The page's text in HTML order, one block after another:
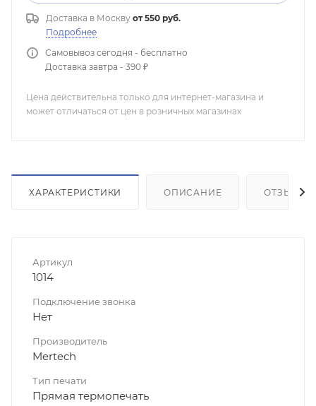
Доставка в Москву от 550 руб.
Подробнее
Самовывоз сегодня - бесплатно
Доставка завтра - 390 ₽
Цена действительна только для интернет-магазина и
может отличаться от цен в розничных магазинах
ХАРАКТЕРИСТИКИ ОПИСАНИЕ ОТЗЫВЫ
Артикул
1014
Подключение звонка
Нет
Производитель
Mertech
Тип печати
Прямая термопечать